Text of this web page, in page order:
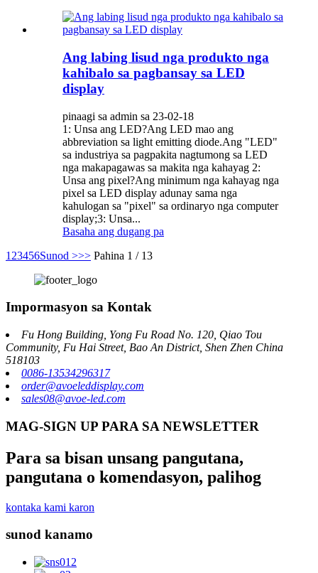
Ang labing lisud nga produkto nga
kahibalo sa pagbansay sa LED
display
pinaagi sa admin sa 23-02-18
1: Unsa ang LED?Ang LED mao ang
abbreviation sa light emitting diode.Ang "LED"
sa industriya sa pagpakita nagtumong sa LED
nga makapagawas sa makita nga kahayag 2:
Unsa ang pixel?Ang minimum nga kahayag nga
pixel sa LED display adunay sama nga
kahulogan sa "pixel" sa ordinaryo nga computer
display;3: Unsa...
Basaha ang dugang pa
1 23456Sunod >>> Pahina 1 / 13
Impormasyon sa Kontak
Fu Hong Building, Yong Fu Road No. 120, Qiao Tou
Community, Fu Hai Street, Bao An District, Shen Zhen China
518103
0086-13534296317
order@avoeleddisplay.com
sales08@avoe-led.com
MAG-SIGN UP PARA SA NEWSLETTER
Para sa bisan unsang pangutana,
pangutana o komendasyon, palihog
kontaka kami karon
sunod kanamo